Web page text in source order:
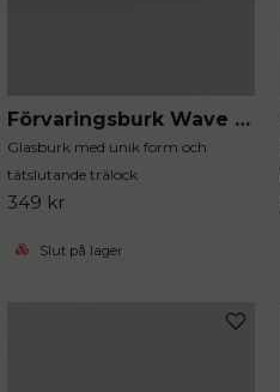
Förvaringsburk Wave 3-pack
Glasburk med unik form och
tätslutande trälock
349 kr
Slut på lager